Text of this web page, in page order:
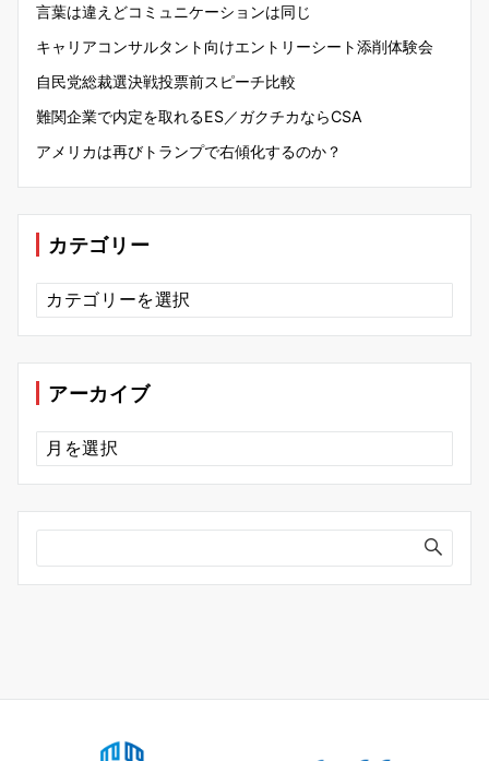
言葉は違えどコミュニケーションは同じ
キャリアコンサルタント向けエントリーシート添削体験会
自民党総裁選決戦投票前スピーチ比較
難関企業で内定を取れるES／ガクチカならCSA
アメリカは再びトランプで右傾化するのか？
カテゴリー
カ
テ
ゴ
ー
アーカイブ
ア
ー
カ
ブ